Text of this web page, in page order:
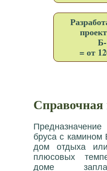
= от
бруса с камином
дом отдыха
плюсовых
доме